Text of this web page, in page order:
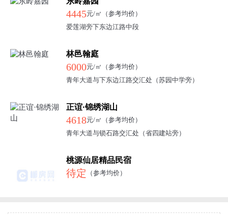
4445元/㎡（参考均价）
爱莲湖旁下东边江路中段
林邑翰庭
6000元/㎡（参考均价）
青年大道与下东边江路交汇处（苏园中学旁）
正谊·锦绣湖山
4618元/㎡（参考均价）
青年大道与锁石路交汇处（省四建站旁）
桃源仙居精品民宿
待定 （参考均价）